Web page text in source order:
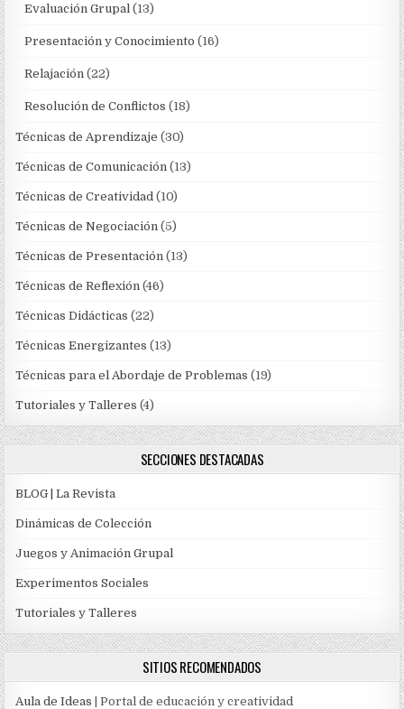
Evaluación Grupal (13)
Presentación y Conocimiento (16)
Relajación (22)
Resolución de Conflictos (18)
Técnicas de Aprendizaje (30)
Técnicas de Comunicación (13)
Técnicas de Creatividad (10)
Técnicas de Negociación (5)
Técnicas de Presentación (13)
Técnicas de Reflexión (46)
Técnicas Didácticas (22)
Técnicas Energizantes (13)
Técnicas para el Abordaje de Problemas (19)
Tutoriales y Talleres (4)
SECCIONES DESTACADAS
BLOG | La Revista
Dinámicas de Colección
Juegos y Animación Grupal
Experimentos Sociales
Tutoriales y Talleres
SITIOS RECOMENDADOS
Aula de Ideas | Portal de educación y creatividad